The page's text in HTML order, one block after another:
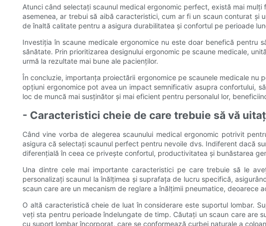
Atunci când selectați scaunul medical ergonomic perfect, există mai
asemenea, ar trebui să aibă caracteristici, cum ar fi un scaun conturat
de înaltă calitate pentru a asigura durabilitatea și confortul pe perioade
Investiția în scaune medicale ergonomice nu este doar benefică pentru
sănătate. Prin prioritizarea designului ergonomic pe scaune medicale,
urmă la rezultate mai bune ale pacienților.
În concluzie, importanța proiectării ergonomice pe scaunele medicale nu
opțiuni ergonomice pot avea un impact semnificativ asupra confortului,
loc de muncă mai susținător și mai eficient pentru personalul lor,
- Caracteristici cheie de care trebuie să vă
Când vine vorba de alegerea scaunului medical ergonomic potrivit
asigura că selectați scaunul perfect pentru nevoile dvs. Indiferent dacă
diferențială în ceea ce privește confortul, productivitatea și bunăstarea
Una dintre cele mai importante caracteristici pe care trebuie să le
personalizați scaunul la înălțimea și suprafața de lucru specifică,
scaun care are un mecanism de reglare a înălțimii pneumatice, deoarece
O altă caracteristică cheie de luat în considerare este suportul lombar.
veți sta pentru perioade îndelungate de timp. Căutați un scaun care are
cu suport lombar încorporat, care se conformează curbei naturale a